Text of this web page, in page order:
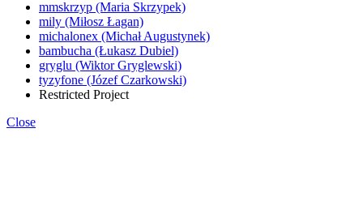
mmskrzyp (Maria Skrzypek)
mily (Miłosz Łagan)
michalonex (Michał Augustynek)
bambucha (Łukasz Dubiel)
gryglu (Wiktor Gryglewski)
tyzyfone (Józef Czarkowski)
Restricted Project
Close